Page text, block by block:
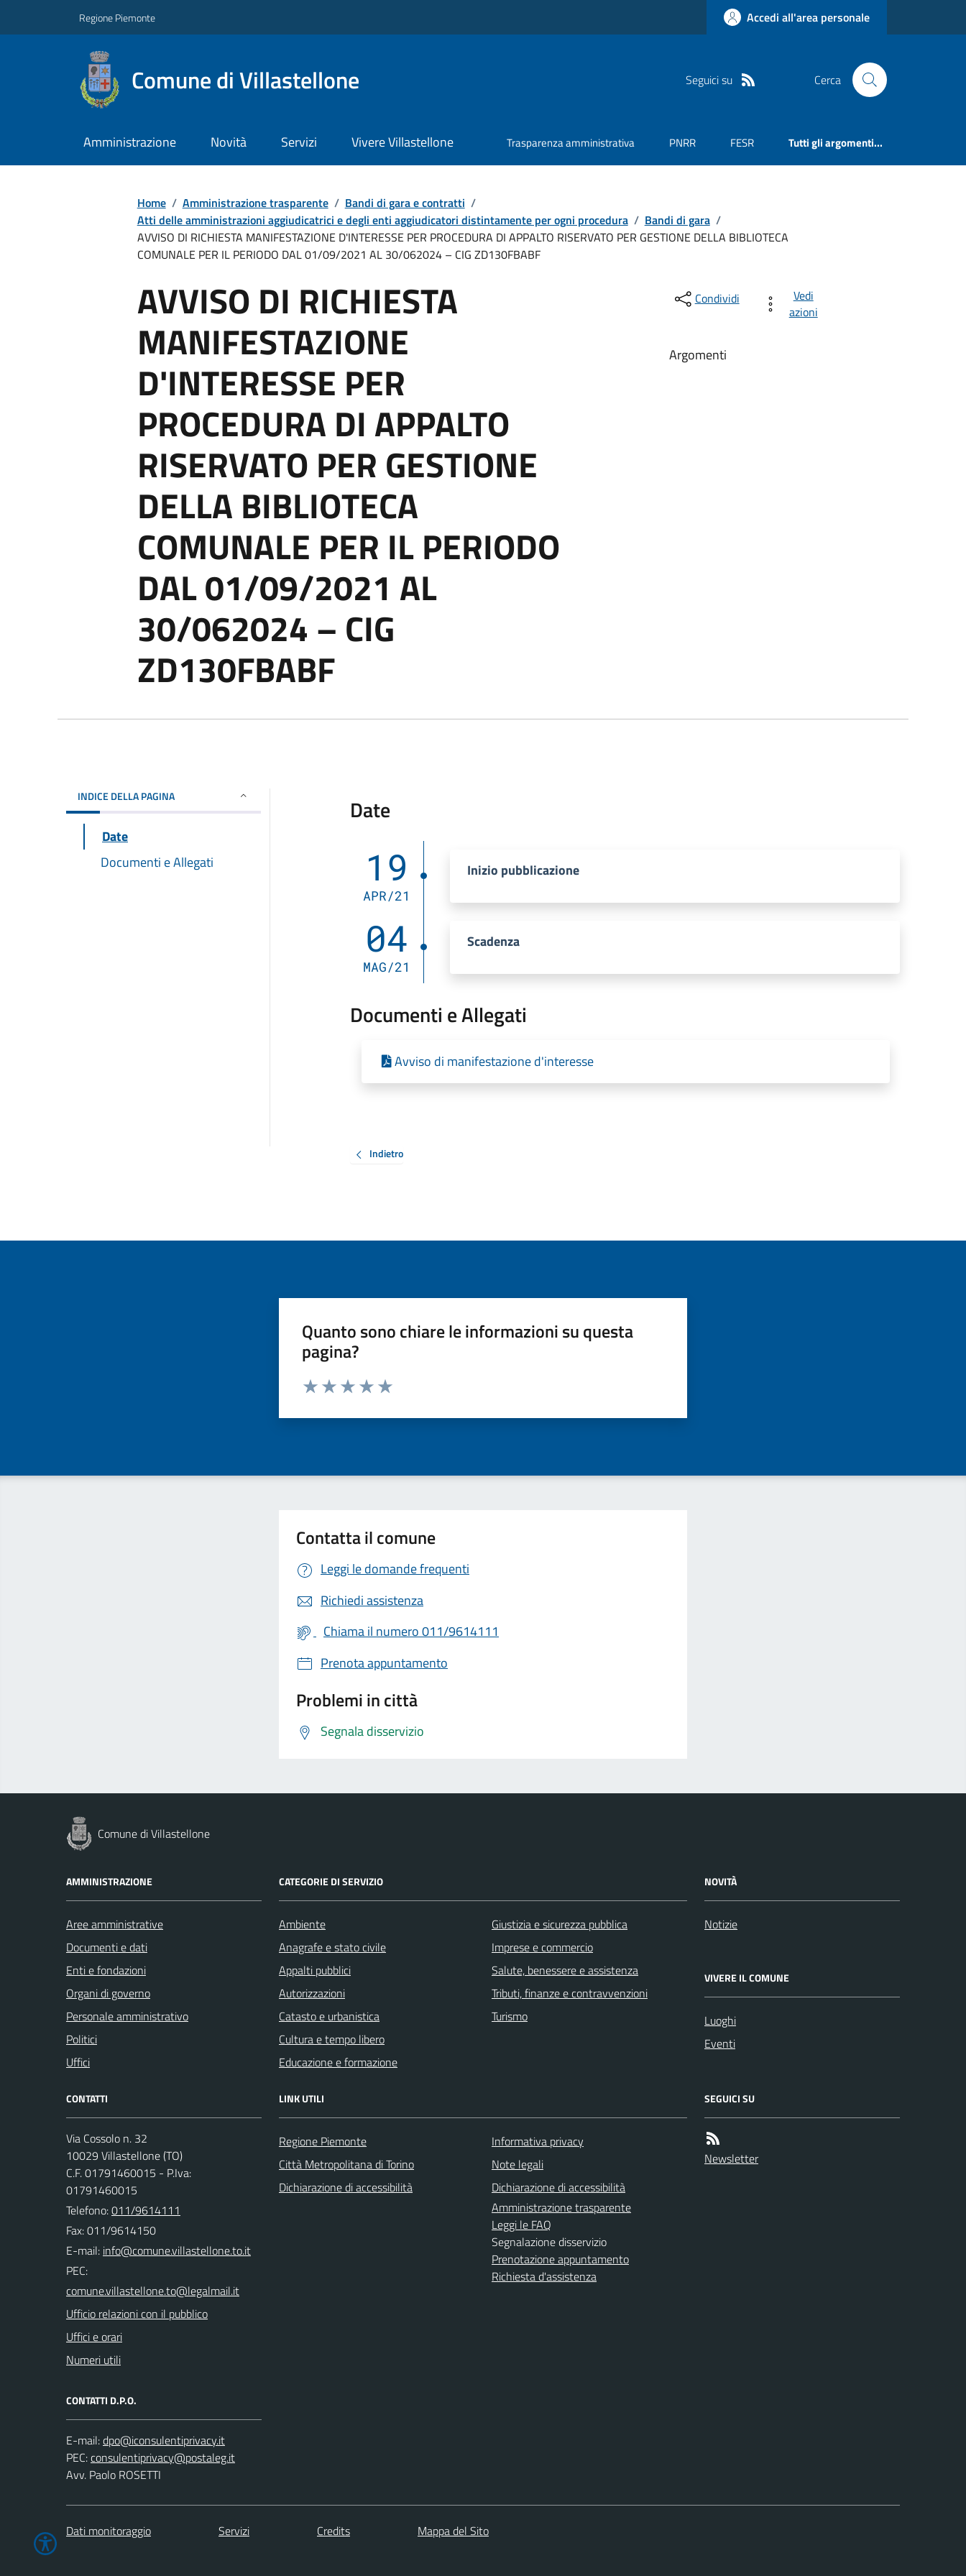
Regione Piemonte Accedi all'area personale
Comune di Villastellone Seguici su Cerca
Amministrazione Novità Servizi Vivere Villastellone Trasparenza amministrativa PNRR FESR Tutti gli argomenti...
Home / Amministrazione trasparente / Bandi di gara e contratti /
Atti delle amministrazioni aggiudicatrici e degli enti aggiudicatori distintamente per ogni procedura / Bandi di gara /
AVVISO DI RICHIESTA MANIFESTAZIONE D'INTERESSE PER PROCEDURA DI APPALTO RISERVATO PER GESTIONE DELLA BIBLIOTECA
COMUNALE PER IL PERIODO DAL 01/09/2021 AL 30/062024 – CIG ZD130FBABF
AVVISO DI RICHIESTA
MANIFESTAZIONE
D'INTERESSE PER
PROCEDURA DI APPALTO
RISERVATO PER GESTIONE
DELLA BIBLIOTECA
COMUNALE PER IL PERIODO
DAL 01/09/2021 AL
30/062024 – CIG
ZD130FBABF
Condividi
Vedi
azioni
Argomenti
INDICE DELLA PAGINA
Date
Documenti e Allegati
Date
19
APR/21
Inizio pubblicazione
04
MAG/21
Scadenza
Documenti e Allegati
Avviso di manifestazione d'interesse
Indietro
Quanto sono chiare le informazioni su questa
pagina?
Valuta da 1 a 5 stelle la pagina
Contatta il comune
Leggi le domande frequenti
Richiedi assistenza
Chiama il numero 011/9614111
Prenota appuntamento
Problemi in città
Segnala disservizio
Comune di Villastellone
AMMINISTRAZIONE
Aree amministrative
Documenti e dati
Enti e fondazioni
Organi di governo
Personale amministrativo
Politici
Uffici
CATEGORIE DI SERVIZIO
Ambiente
Anagrafe e stato civile
Appalti pubblici
Autorizzazioni
Catasto e urbanistica
Cultura e tempo libero
Educazione e formazione
Giustizia e sicurezza pubblica
Imprese e commercio
Salute, benessere e assistenza
Tributi, finanze e contravvenzioni
Turismo
NOVITÀ
Notizie
VIVERE IL COMUNE
Luoghi
Eventi
CONTATTI
Via Cossolo n. 32
10029 Villastellone (TO)
C.F. 01791460015 - P.Iva:
01791460015
Telefono:011/9614111
Fax: 011/9614150
E-mail:
PEC:
Ufficio relazioni con il pubblico
Uffici e orari
Numeri utili
CONTATTI D.P.O.
E-mail:
PEC:
Avv. Paolo ROSETTI
LINK UTILI
Regione Piemonte
Città Metropolitana di Torino
Dichiarazione di accessibilità
Informativa privacy
Note legali
Dichiarazione di accessibilità
Amministrazione trasparente
Leggi le FAQ
Segnalazione disservizio
Prenotazione appuntamento
Richiesta d'assistenza
SEGUICI SU
Newsletter
Dati monitoraggio Servizi Credits Mappa del Sito